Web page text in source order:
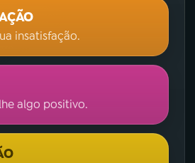
insatisfação.
algo positivo.